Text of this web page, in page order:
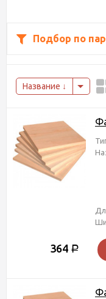
Подбор по
Название
364 Р